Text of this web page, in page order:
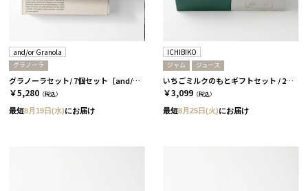
and/or Granola
グラノーラ
グラノーラセット/ 7個セット［and/or Granola］
￥5,280 （税込）
最短8月19日(水)にお届け
ICHIBIKO
ジャム ジュース
いちごミルクのもとギフトセット / 2本 / いちご［ICHIBIKO］
￥3,099 （税込）
最短8月25日(火)にお届け